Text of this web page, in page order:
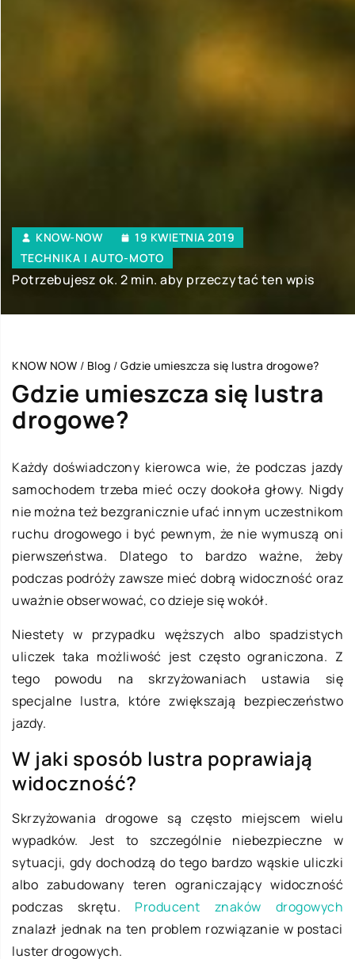
KNOW-NOW
19 KWIETNIA 2019
TECHNIKA I AUTO-MOTO
Potrzebujesz ok. 2 min. aby przeczytać ten wpis
KNOW NOW / Blog / Gdzie umieszcza się lustra drogowe?
Gdzie umieszcza się lustra
drogowe?
Każdy doświadczony kierowca wie, że podczas jazdy
samochodem trzeba mieć oczy dookoła głowy. Nigdy
nie można też bezgranicznie ufać innym uczestnikom
ruchu drogowego i być pewnym, że nie wymuszą oni
pierwszeństwa. Dlatego to bardzo ważne, żeby
podczas podróży zawsze mieć dobrą widoczność oraz
uważnie obserwować, co dzieje się wokół.
Niestety w przypadku węższych albo spadzistych
uliczek taka możliwość jest często ograniczona. Z
tego powodu na skrzyżowaniach ustawia się
specjalne lustra, które zwiększają bezpieczeństwo
jazdy.
W jaki sposób lustra poprawiają
widoczność?
Skrzyżowania drogowe są często miejscem wielu
wypadków. Jest to szczególnie niebezpieczne w
sytuacji, gdy dochodzą do tego bardzo wąskie uliczki
albo zabudowany teren ograniczający widoczność
podczas skrętu. Producent znaków drogowych
znalazł jednak na ten problem rozwiązanie w postaci
luster drogowych.